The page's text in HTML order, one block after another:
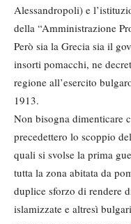
Alessandropoli) e
della “Amministrazione
Però sia la Grecia sia il
insorti pomacchi, ne
regione all’esercito
1913.
Non bisogna dimenticare
precedettero lo scoppio
quali si svolse la prima
tutta la zona abitata da
duplice sforzo di rendere
islamizzate e altresì